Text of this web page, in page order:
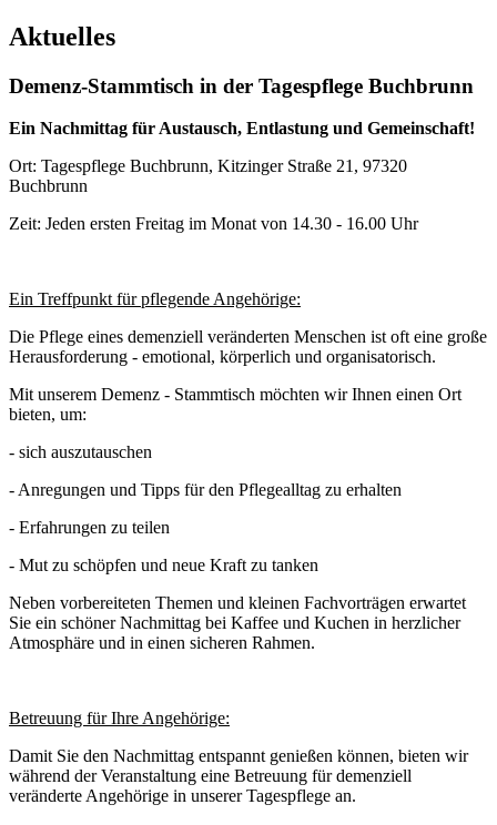
Aktuelles
Demenz-Stammtisch in der Tagespflege Buchbrunn
Ein Nachmittag für Austausch, Entlastung und Gemeinschaft!
Ort: Tagespflege Buchbrunn, Kitzinger Straße 21, 97320
Buchbrunn
Zeit: Jeden ersten Freitag im Monat von 14.30 - 16.00 Uhr
Ein Treffpunkt für pflegende Angehörige:
Die Pflege eines demenziell veränderten Menschen ist oft eine große
Herausforderung - emotional, körperlich und organisatorisch.
Mit unserem Demenz - Stammtisch möchten wir Ihnen einen Ort
bieten, um:
- sich auszutauschen
- Anregungen und Tipps für den Pflegealltag zu erhalten
- Erfahrungen zu teilen
- Mut zu schöpfen und neue Kraft zu tanken
Neben vorbereiteten Themen und kleinen Fachvorträgen erwartet
Sie ein schöner Nachmittag bei Kaffee und Kuchen in herzlicher
Atmosphäre und in einen sicheren Rahmen.
Betreuung für Ihre Angehörige:
Damit Sie den Nachmittag entspannt genießen können, bieten wir
während der Veranstaltung eine Betreuung für demenziell
veränderte Angehörige in unserer Tagespflege an.